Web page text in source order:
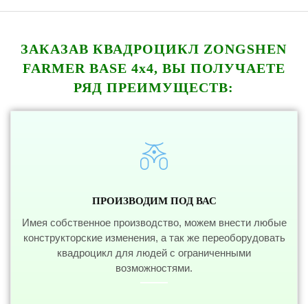
ЗАКАЗАВ КВАДРОЦИКЛ ZONGSHEN
FARMER BASE 4x4, ВЫ ПОЛУЧАЕТЕ
РЯД ПРЕИМУЩЕСТВ:
ПРОИЗВОДИМ ПОД ВАС
Имея собственное производство, можем внести любые
конструкторские изменения, а так же переоборудовать
квадроцикл для людей с ограниченными
возможностями.